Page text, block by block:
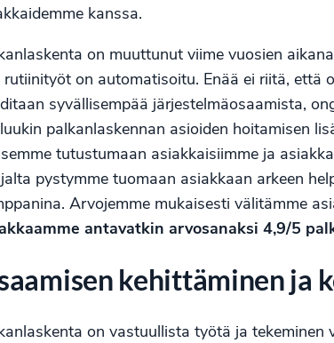
kanssa.
on muuttunut viime vuosien
rutiinityöt on automatisoitu. Enää ei riitä, että
syvällisempää järjestelmäosaamista,
palkanlaskennan asioiden hoitamisen
tutustumaan asiakkaisiimme ja
pystymme tuomaan asiakkaan arkeen
Arvojemme mukaisesti välitämme
antavatkin arvosanaksi 4,9/5
kehittäminen ja
on vastuullista työtä ja